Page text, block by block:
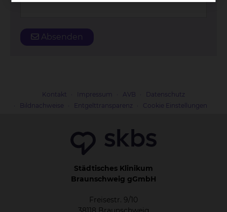
Absenden
Kontakt Impressum AVB
Datenschutz
Bildnachweise
Entgelttransparenz Cookie Einstellungen
Städtisches Klinikum
Braunschweig gGmbH
Freisestr. 9/10